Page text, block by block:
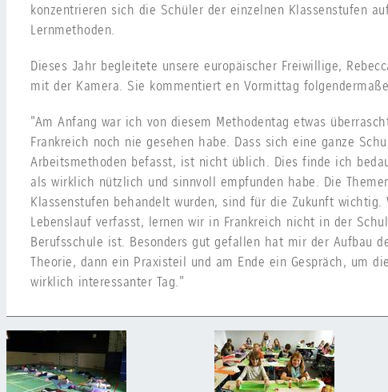
konzentrieren sich die Schüler der einzelnen Klassenstufen
Lernmethoden.
Dieses Jahr begleitete unsere europäischer Freiwillige,
mit der Kamera. Sie kommentiert en Vormittag
"Am Anfang war ich von diesem Methodentag etwas
Frankreich noch nie gesehen habe. Dass sich eine ganze
Arbeitsmethoden befasst, ist nicht üblich. Dies finde ich
als wirklich nützlich und sinnvoll empfunden habe. Die
Klassenstufen behandelt wurden, sind für die Zukunft wichtig.
Lebenslauf verfasst, lernen wir in Frankreich nicht in der
Berufsschule ist. Besonders gut gefallen hat mir der Aufbau
Theorie, dann ein Praxisteil und am Ende ein Gespräch, um
wirklich interessanter Tag."